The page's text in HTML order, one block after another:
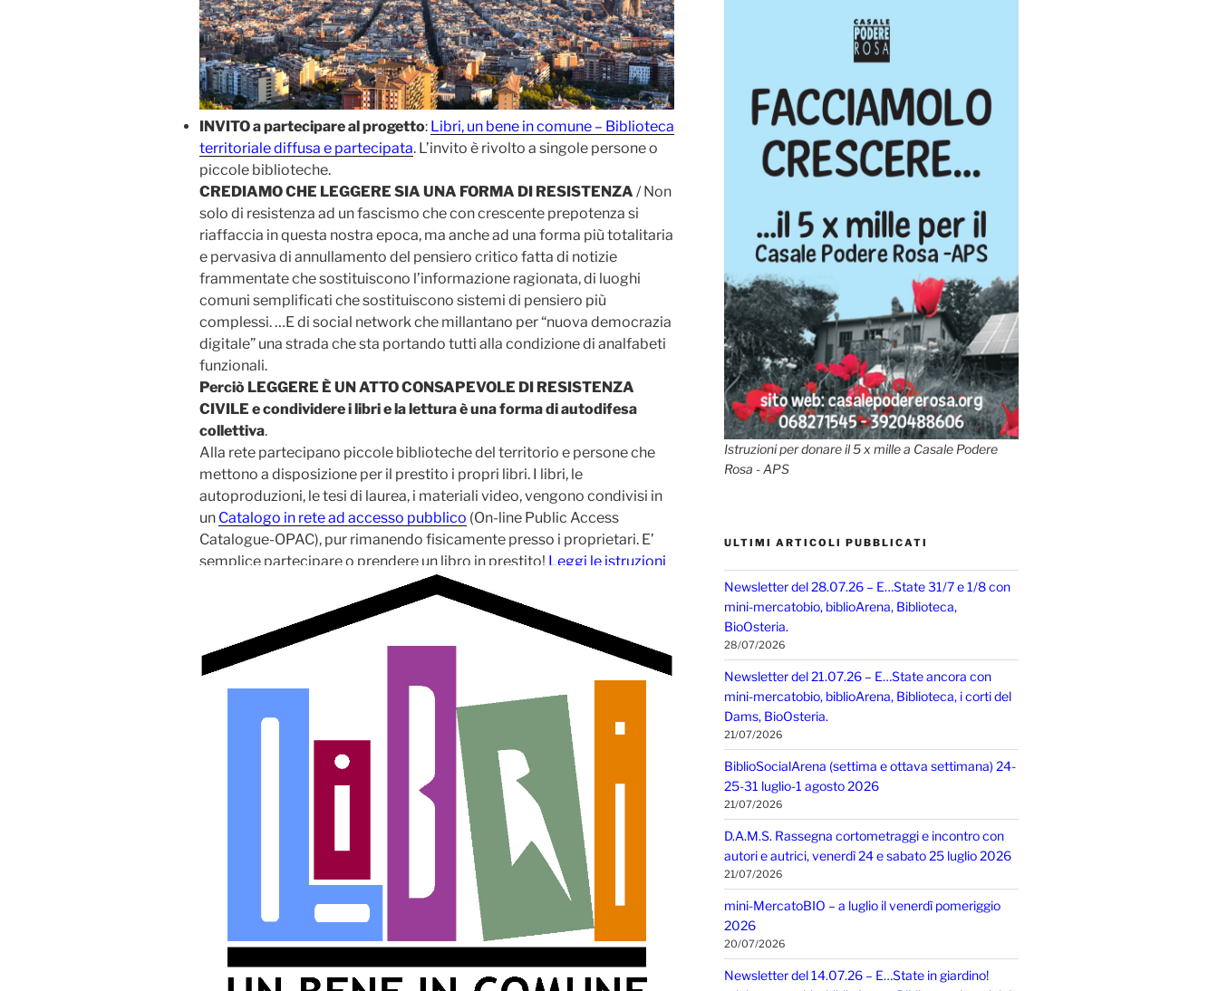
INVITO a partecipare al progetto: Libri, un bene in comune – Biblioteca
territoriale diffusa e partecipata. L’invito è rivolto a singole persone o
piccole biblioteche.
CREDIAMO CHE LEGGERE SIA UNA FORMA DI RESISTENZA / Non
solo di resistenza ad un fascismo che con crescente prepotenza si
riaffaccia in questa nostra epoca, ma anche ad una forma più totalitaria
e pervasiva di annullamento del pensiero critico fatta di notizie
frammentate che sostituiscono l’informazione ragionata, di luoghi
comuni semplificati che sostituiscono sistemi di pensiero più
complessi. …E di social network che millantano per “nuova democrazia
digitale” una strada che sta portando tutti alla condizione di analfabeti
funzionali.
Perciò LEGGERE È UN ATTO CONSAPEVOLE DI RESISTENZA
CIVILE e condividere i libri e la lettura è una forma di autodifesa
collettiva.
Alla rete partecipano piccole biblioteche del territorio e persone che
mettono a disposizione per il prestito i propri libri. I libri, le
autoproduzioni, le tesi di laurea, i materiali video, vengono condivisi in
un Catalogo in rete ad accesso pubblico (On-line Public Access
Catalogue-OPAC), pur rimanendo fisicamente presso i proprietari. E’
semplice partecipare o prendere un libro in prestito! Leggi le istruzioni
Istruzioni per donare il 5 x mille a Casale Podere
Rosa - APS
ULTIMI ARTICOLI PUBBLICATI
Newsletter del 28.07.26 – E…State 31/7 e 1/8 con
mini-mercatobio, biblioArena, Biblioteca,
BioOsteria.
28/07/2026
Newsletter del 21.07.26 – E…State ancora con
mini-mercatobio, biblioArena, Biblioteca, i corti del
Dams, BioOsteria.
21/07/2026
BiblioSocialArena (settima e ottava settimana) 24-
25-31 luglio-1 agosto 2026
21/07/2026
D.A.M.S. Rassegna cortometraggi e incontro con
autori e autrici, venerdì 24 e sabato 25 luglio 2026
21/07/2026
mini-MercatoBIO – a luglio il venerdì pomeriggio
2026
20/07/2026
Newsletter del 14.07.26 – E…State in giardino!